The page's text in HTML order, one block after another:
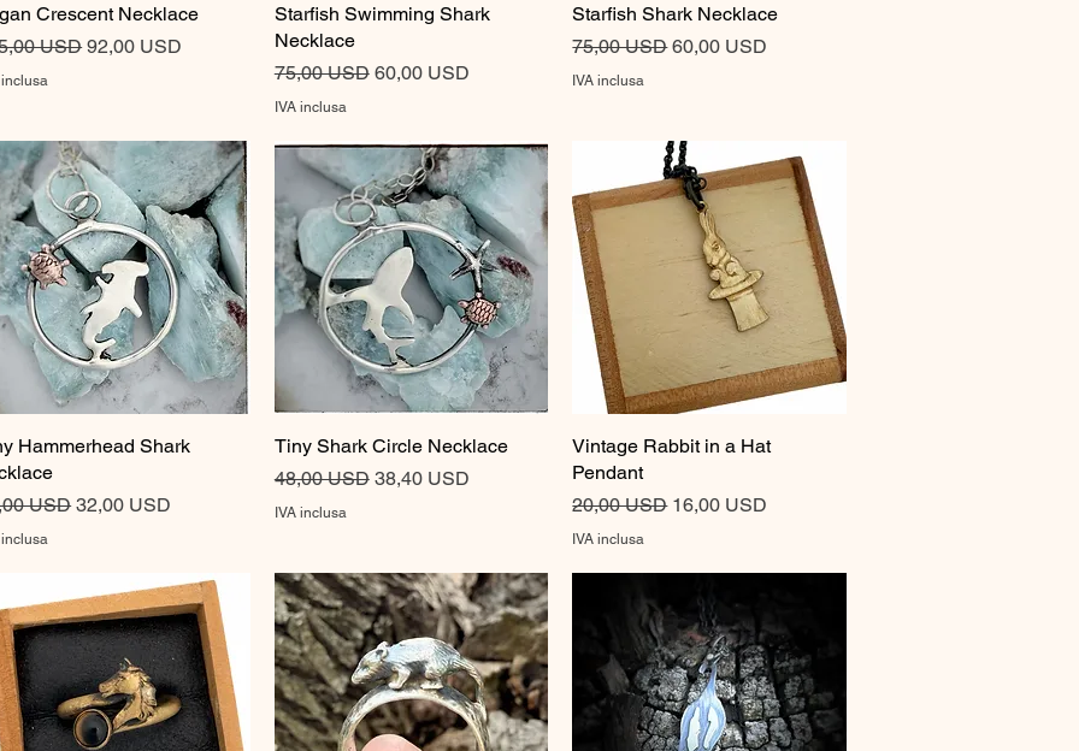
Vista rapida
Crescent Necklace
regolare
USD Prezzo scontato
92,00 USD
inclusa
Vista rapida
Starfish Swimming Shark
Necklace
Prezzo regolare
75,00 USD Prezzo scontato
60,00 USD
IVA inclusa
Vista rapida
Starfish Shark Necklace
Prezzo regolare
75,00 USDPrezzo scontato
60,00 USD
IVA inclusa
Vista rapida
Hammerhead Shark
regolare
USD Prezzo scontato
32,00 USD
inclusa
Vista rapida
Tiny Shark Circle Necklace
Prezzo regolare
48,00 USD Prezzo scontato
38,40 USD
IVA inclusa
Vista rapida
Vintage Rabbit in a Hat
Pendant
Prezzo regolare
20,00 USD Prezzo scontato
16,00 USD
IVA inclusa